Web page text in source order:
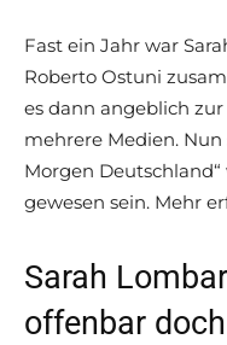
Fast ein Jahr war
Roberto Ostuni
es dann angeblich
mehrere Medien.
Morgen
gewesen sein. Mehr
Sarah
offenbar